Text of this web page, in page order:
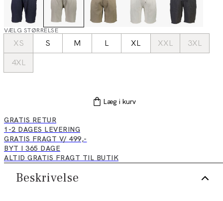
VÆLG STØRRELSE
XS S M L XL XXL
3XL
4XL
Læg i kurv
GRATIS RETUR
1-2 DAGES LEVERING
GRATIS FRAGT V/ 499,-
BYT I 365 DAGE
ALTID GRATIS FRAGT TIL BUTIK
Beskrivelse